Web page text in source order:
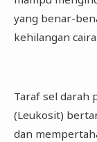
yang benar-
kehilangan
Taraf sel darah
(Leukosit)
dan